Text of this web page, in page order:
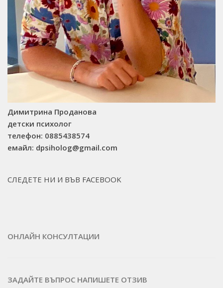
Димитрина Проданова
детски психолог
телефон: 0885438574
емайл: dpsiholog@gmail.com
СЛЕДЕТЕ НИ И ВЪВ FACEBOOK
ОНЛАЙН КОНСУЛТАЦИИ
ЗАДАЙТЕ ВЪПРОС НАПИШЕТЕ ОТЗИВ